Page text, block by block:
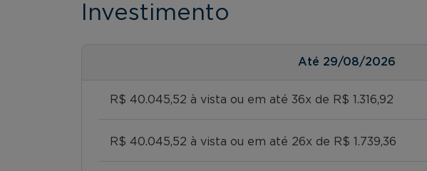
Investimento
Até 29/08/2026
R$ 40.045,52 à vista ou em até 36x de R$ 1.316,92
R$ 40.045,52 à vista ou em até 26x de R$ 1.739,36